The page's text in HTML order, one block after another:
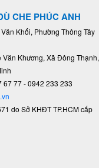
CHE PHÚC ANH
Khối, Phường Thông Tây
Văn Khương, Xã Đông Thạnh,
67 77 - 0942 233 233
do Sở KHĐT TP.HCM cấp